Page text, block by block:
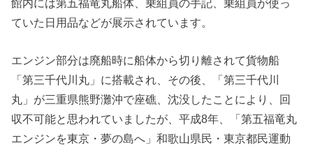
館内には第五福竜丸船体、乗組員の手記、乗組員が使っ
ていた日用品などが展示されています。
エンジン部分は廃船時に船体から切り離されて貨物船
「第三千代川丸」に搭載され、その後、「第三千代川
丸」が三重県熊野灘沖で座礁、沈没したことにより、回
収不可能と思われていましたが、平成8年、「第五福竜丸
エンジンを東京・夢の島へ」和歌山県民・東京都民運動